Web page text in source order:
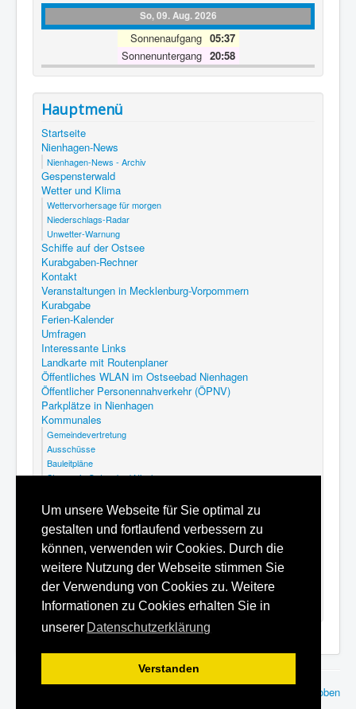
Um unsere Webseite für Sie optimal zu
gestalten und fortlaufend verbessern zu
können, verwenden wir Cookies. Durch die
weitere Nutzung der Webseite stimmen Sie
der Verwendung von Cookies zu. Weitere
Informationen zu Cookies erhalten Sie in
unserer Datenschutzerklärung
Verstanden
So, 09. Aug. 2026
Sonnenaufgang 05:37
Sonnenuntergang 20:58
Hauptmenü
Startseite
Nienhagen-News
Nienhagen-News - Archiv
Gespensterwald
Wetter und Klima
Wettervorhersage für morgen
Niederschlags-Radar
Unwetter-Warnung
Schiffe auf der Ostsee
Kurabgaben-Rechner
Kontakt
Veranstaltungen in Mecklenburg-Vorpommern
Kurabgabe
Ferien-Kalender
Umfragen
Interessante Links
Landkarte mit Routenplaner
Öffentliches WLAN im Ostseebad Nienhagen
Öffentlicher Personennahverkehr (ÖPNV)
Parkplätze in Nienhagen
Kommunales
Gemeindevertretung
Ausschüsse
Bauleitpläne
Steuern in Ostseebad Nienhagen
GEK Nienhagen
Satzungen
Hilfe
Datenschutzerklärung
Inhaltsverzeichnis
Impressum
Nach oben